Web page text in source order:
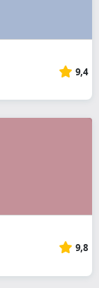
9,4
9,8